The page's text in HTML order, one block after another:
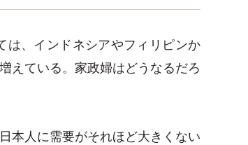
は、インドネシアやフィリピンか
えている。家政婦はどうなるだろ
本人に需要がそれほど大きくない